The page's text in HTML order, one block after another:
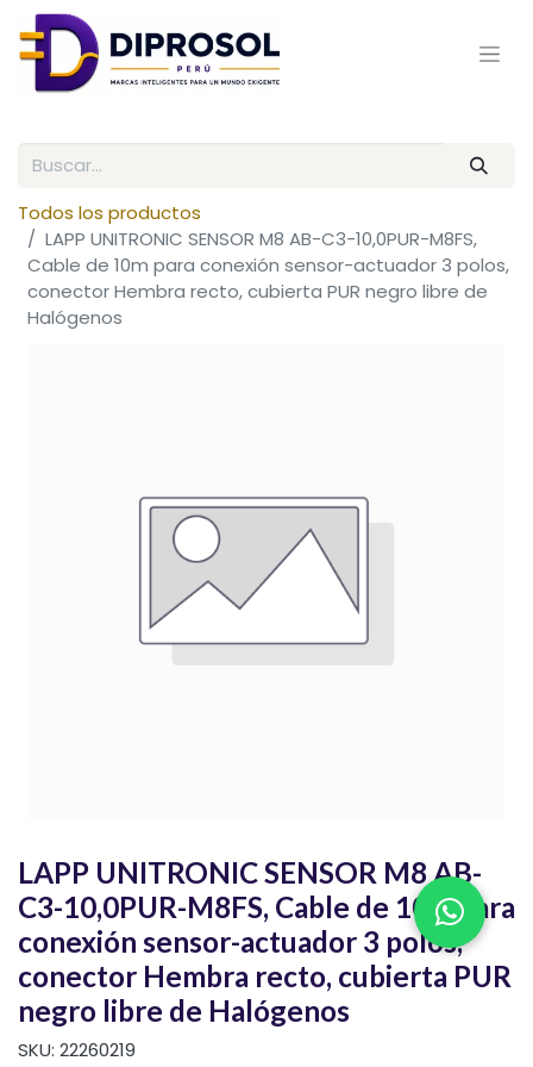
Todos los productos
LAPP UNITRONIC SENSOR M8 AB-C3-10,0PUR-M8FS,
Cable de 10m para conexión sensor-actuador 3 polos,
conector Hembra recto, cubierta PUR negro libre de
Halógenos
LAPP UNITRONIC SENSOR M8 AB-
C3-10,0PUR-M8FS, Cable de 10m para
conexión sensor-actuador 3 polos,
conector Hembra recto, cubierta PUR
negro libre de Halógenos
SKU: 22260219